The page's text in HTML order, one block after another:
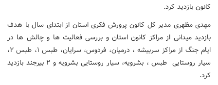
کانون بازدید کرد.
مهدی مظهری مدیر کل کانون پرورش فکری استان از ابتدای سال با هدف
بازدید میدانی از مراکز کانون استان و بررسی فعالیت ها و چالش ها در
ایام جنگ از مراکز سربیشه ، درمیان، فردوس، سرایان، طبس ۱، طبس ۲،
سیار روستایی طبس ، بشرویه، سیار روستایی بشرویه و ۲ بیرجند بازدید
کرد.